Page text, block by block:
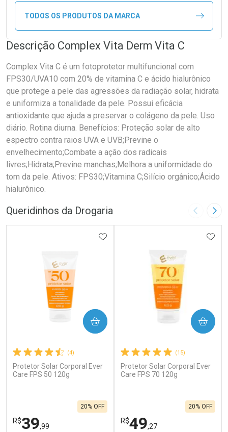
TODOS OS PRODUTOS DA MARCA
Descrição Complex Vita Derm Vita C
Complex Vita C é um fotoprotetor multifuncional com
FPS30/UVA10 com 20% de vitamina C e ácido hialurônico
que protege a pele das agressões da radiação solar, hidrata
e uniformiza a tonalidade da pele. Possui eficácia
antioxidante que ajuda a preservar o colágeno da pele. Uso
diário. Rotina diurna. Benefícios: Proteção solar de alto
espectro contra raios UVA e UVB;Previne o
envelhecimento;Combate a ação dos radicais
livres;Hidrata;Previne manchas;Melhora a uniformidade do
tom da pele. Ativos: FPS30;Vitamina C;Silício orgânico;Ácido
hialurônico.
Queridinhos da Drogaria Imagem
(4)
Protetor Solar Corporal Ever
Care FPS 50 120g
R$39,99
20% OFF
ADICIONAR AOS FAVORITOS
COMPRAR
(15)
Protetor Solar Corporal Ever
Care FPS 70 120g
R$49,27
20% OFF
COMPRAR